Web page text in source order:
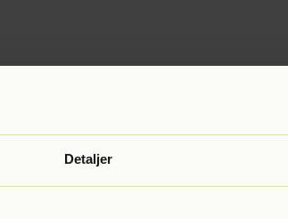
Detaljer